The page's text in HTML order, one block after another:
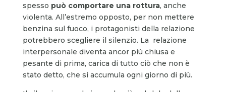
spesso può comportare una rottura, anche
violenta. All’estremo opposto, per non mettere
benzina sul fuoco, i protagonisti della relazione
potrebbero scegliere il silenzio. La relazione
interpersonale diventa ancor più chiusa e
pesante di prima, carica di tutto ciò che non è
stato detto, che si accumula ogni giorno di più.